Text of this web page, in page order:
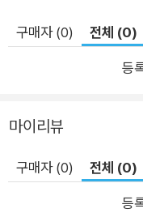
구매자 (0) 전체 (0)
등
마이리뷰
구매자 (0) 전체 (0)
등